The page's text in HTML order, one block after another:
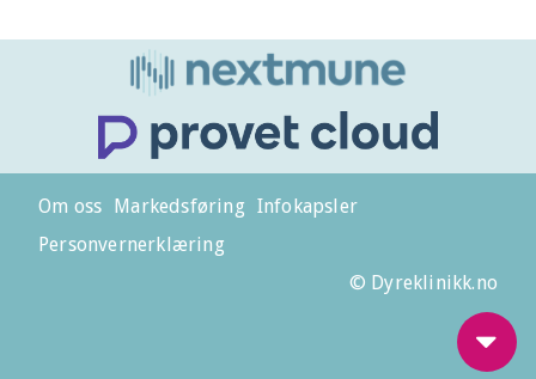
Om oss Markedsføring Infokapsler
Personvernerklæring
© Dyreklinikk.no